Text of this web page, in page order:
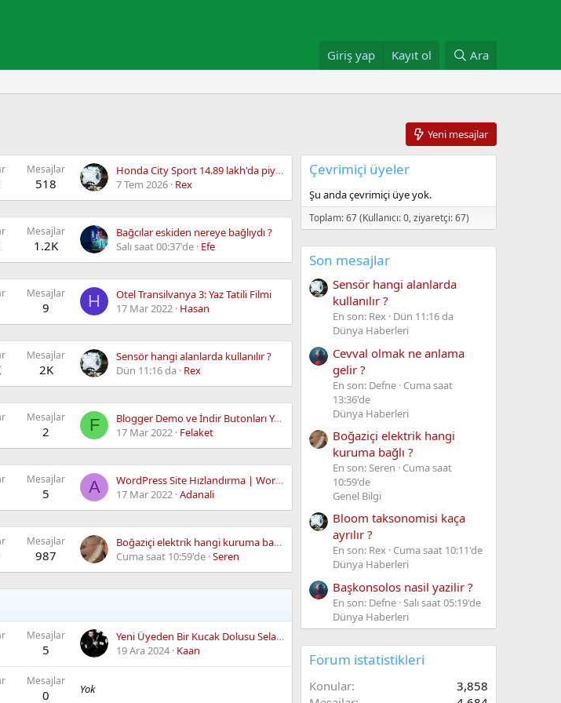
Giriş yap Kayıt ol Ara
Yeni mesajlar
Mesajlar
518
Honda City Sport 14.89 lakh'da piyasaya sürüldü. Güncellenmiş sedanda yeni olan her şeye göz atın
7 Tem 2026 Rex
Mesajlar
1.2K
Bağcılar eskiden nereye bağlıydı ?
Salı saat 00:37'de Efe
Mesajlar
9 H
Otel Transilvanya 3: Yaz Tatili Filmi
17 Mar 2022 Hasan
Mesajlar
2K
Sensör hangi alanlarda kullanılır ?
Dün 11:16 da Rex
Mesajlar
2 F
Blogger Demo ve İndir Butonları Yapmak(Hareketli – En İyisi)
17 Mar 2022 Felaket
Mesajlar
5 A
WordPress Site Hızlandırma | WordPress’i Yakmak!
17 Mar 2022 Adanali
Mesajlar
987
Boğaziçi elektrik hangi kuruma bağlı ?
Cuma saat 10:59'de Seren
Mesajlar
5
Yeni Üyeden Bir Kucak Dolusu Selam
19 Ara 2024 Kaan
Mesajlar
0 Yok
Çevrimiçi üyeler
Şu anda çevrimiçi üye yok.
Toplam: 67 (Kullanıcı: 0, ziyaretçi: 67)
Son mesajlar
Sensör hangi alanlarda
kullanılır ?
En son: Rex Dün 11:16 da
Dünya Haberleri
Cevval olmak ne anlama
gelir ?
En son: Defne Cuma saat
13:36'de
Dünya Haberleri
Boğaziçi elektrik hangi
kuruma bağlı ?
En son: Seren
Cuma saat
10:59'de
Genel Bilgi
Bloom taksonomisi kaça
ayrılır ?
En son: Rex Cuma saat 10:11'de
Dünya Haberleri
Başkonsolos nasil yazilir ?
En son: Defne Salı saat 05:19'de
Dünya Haberleri
Forum istatistikleri
Konular
3,858